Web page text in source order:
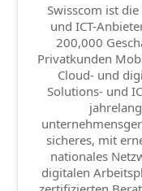
Swisscom ist
und ICT-
200,000
Privatkunden
Cloud- und
Solutions- und
sicheres, mit
nationales
digitalen